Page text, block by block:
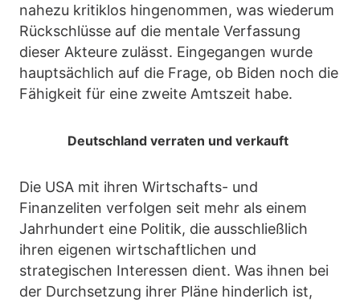
nahezu kritiklos hingenommen, was wiederum
Rückschlüsse auf die mentale Verfassung
dieser Akteure zulässt. Eingegangen wurde
hauptsächlich auf die Frage, ob Biden noch die
Fähigkeit für eine zweite Amtszeit habe.
Deutschland verraten und verkauft
Die USA mit ihren Wirtschafts- und
Finanzeliten verfolgen seit mehr als einem
Jahrhundert eine Politik, die ausschließlich
ihren eigenen wirtschaftlichen und
strategischen Interessen dient. Was ihnen bei
der Durchsetzung ihrer Pläne hinderlich ist,